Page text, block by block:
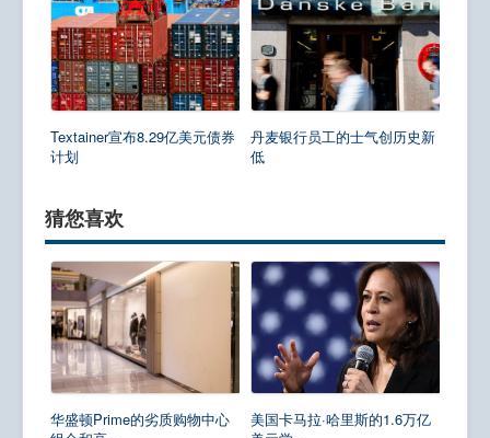
Textainer宣布8.29亿美元债券
计划
丹麦银行员工的士气创历史新
低
猜您喜欢
华盛顿Prime的劣质购物中心
美国卡马拉·哈里斯的1.6万亿